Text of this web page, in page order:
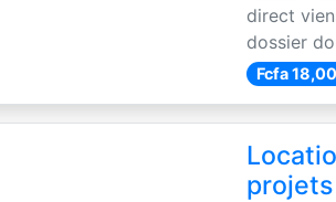
direct
dossier
Fcfa
projets